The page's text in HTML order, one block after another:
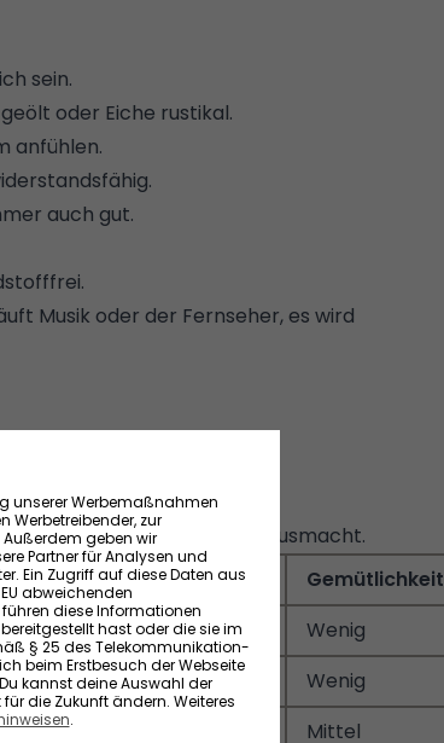
sein.
oder Eiche rustikal.
anfühlen.
auch gut.
Musik oder der Fernseher, es wird
was nicht
Bodenbeläge ausmacht.
Kratzfestigkeit Gemütlichkeit
Sehr gut Wenig
Sehr gut Wenig
Mittel